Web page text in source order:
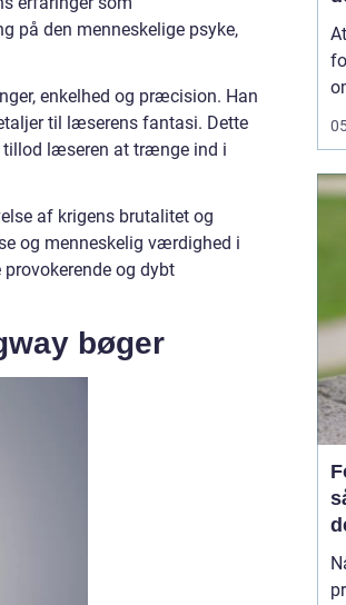
på den menneskelige psyke,
enkelhed og præcision. Han
til læserens fantasi. Dette
tillod læseren at trænge ind i
af krigens brutalitet og
og menneskelig værdighed i
og dybt
bøger